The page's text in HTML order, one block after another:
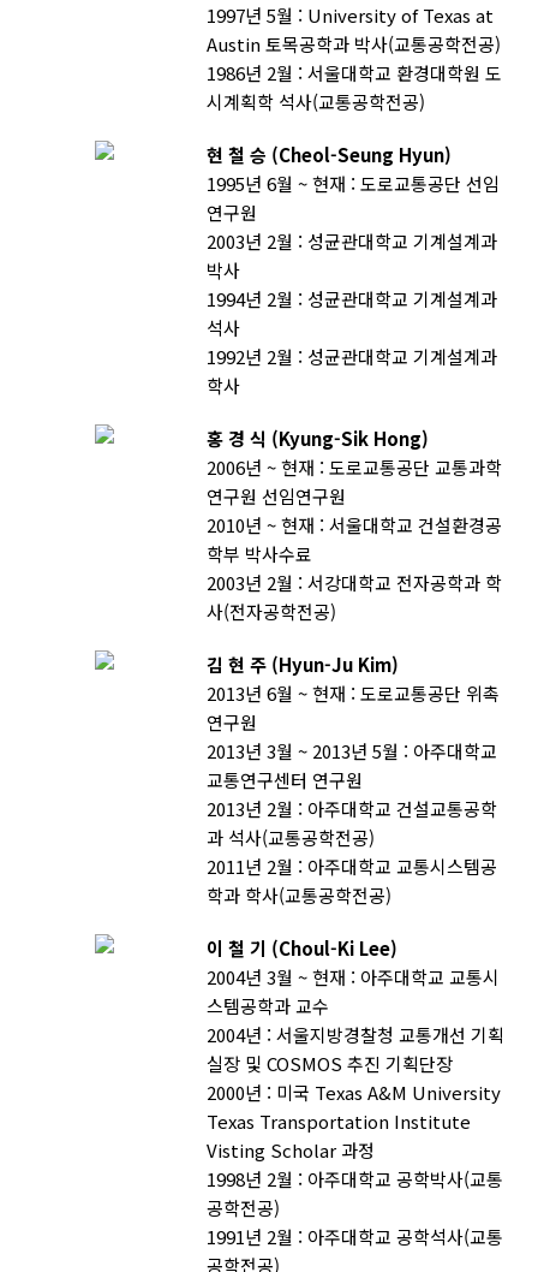
1997년 5월 : University of Texas at
Austin 토목공학과 박사(교통공학전공)
1986년 2월 : 서울대학교 환경대학원 도
시계획학 석사(교통공학전공)
현 철 승 (Cheol-Seung Hyun)
1995년 6월 ~ 현재 : 도로교통공단 선임
연구원
2003년 2월 : 성균관대학교 기계설계과
박사
1994년 2월 : 성균관대학교 기계설계과
석사
1992년 2월 : 성균관대학교 기계설계과
학사
홍 경 식 (Kyung-Sik Hong)
2006년 ~ 현재 : 도로교통공단 교통과학
연구원 선임연구원
2010년 ~ 현재 : 서울대학교 건설환경공
학부 박사수료
2003년 2월 : 서강대학교 전자공학과 학
사(전자공학전공)
김 현 주 (Hyun-Ju Kim)
2013년 6월 ~ 현재 : 도로교통공단 위촉
연구원
2013년 3월 ~ 2013년 5월 : 아주대학교
교통연구센터 연구원
2013년 2월 : 아주대학교 건설교통공학
과 석사(교통공학전공)
2011년 2월 : 아주대학교 교통시스템공
학과 학사(교통공학전공)
이 철 기 (Choul-Ki Lee)
2004년 3월 ~ 현재 : 아주대학교 교통시
스템공학과 교수
2004년 : 서울지방경찰청 교통개선 기획
실장 및 COSMOS 추진 기획단장
2000년 : 미국 Texas A&M University
Texas Transportation Institute
Visting Scholar 과정
1998년 2월 : 아주대학교 공학박사(교통
공학전공)
1991년 2월 : 아주대학교 공학석사(교통
공학전공)